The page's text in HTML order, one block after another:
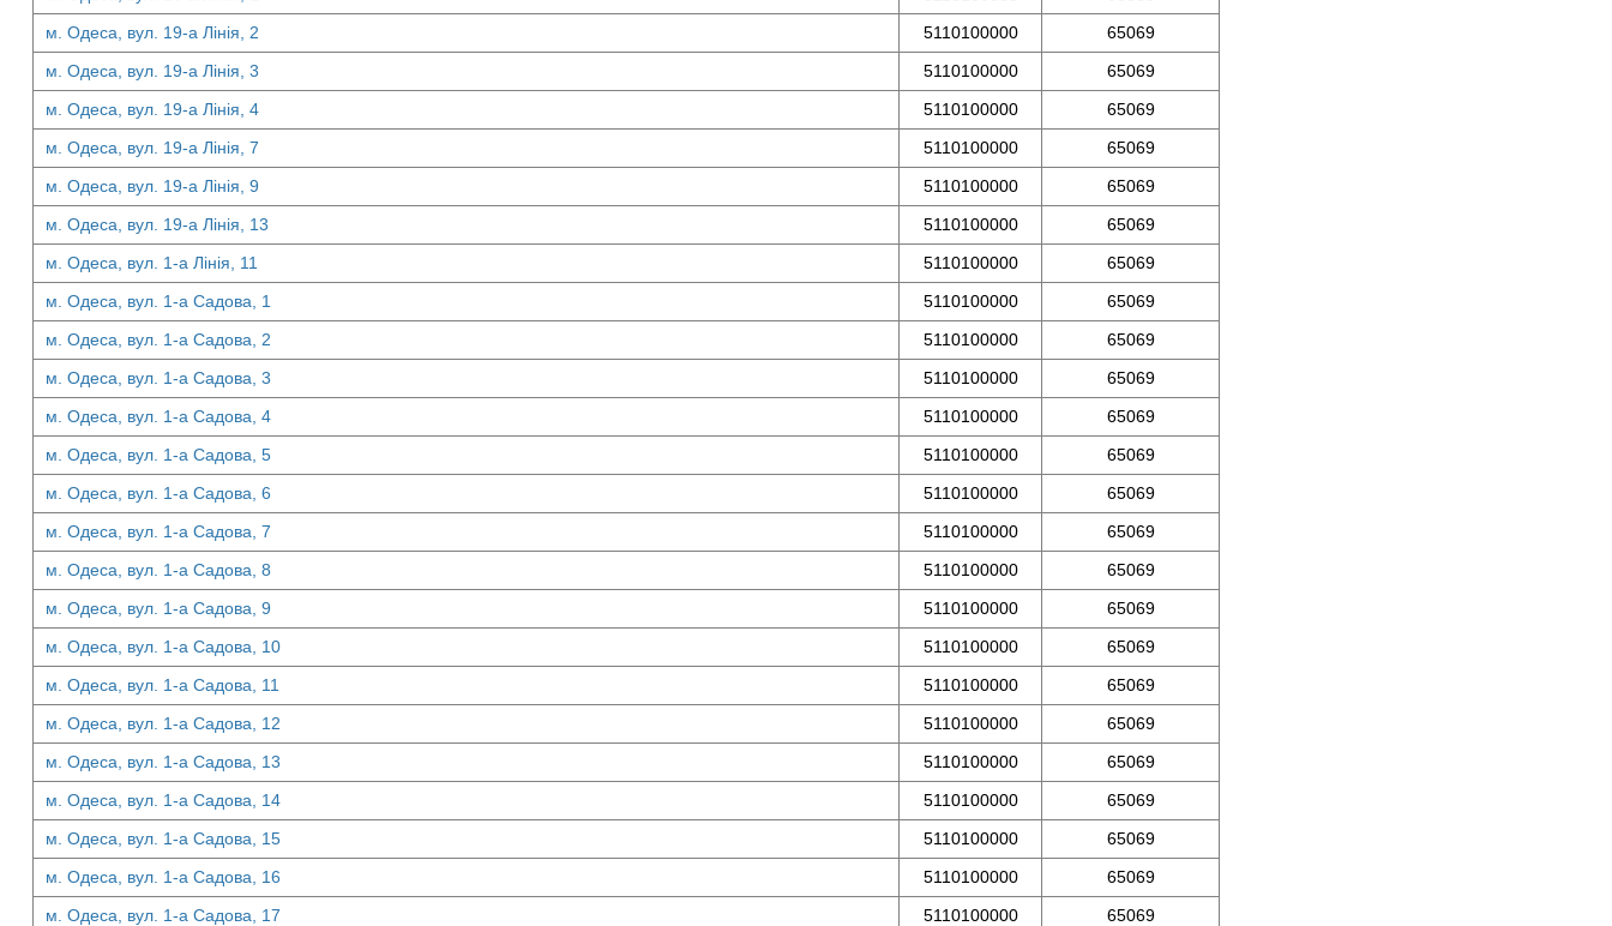
м. Одеса, вул. 19-а Лінія, 2
5110100000
65069
м. Одеса, вул. 19-а Лінія, 3
5110100000
65069
м. Одеса, вул. 19-а Лінія, 4
5110100000
65069
м. Одеса, вул. 19-а Лінія, 7
5110100000
65069
м. Одеса, вул. 19-а Лінія, 9
5110100000
65069
м. Одеса, вул. 19-а Лінія, 13
5110100000
65069
м. Одеса, вул. 1-а Лінія, 11
5110100000
65069
м. Одеса, вул. 1-а Садова, 1
5110100000
65069
м. Одеса, вул. 1-а Садова, 2
5110100000
65069
м. Одеса, вул. 1-а Садова, 3
5110100000
65069
м. Одеса, вул. 1-а Садова, 4
5110100000
65069
м. Одеса, вул. 1-а Садова, 5
5110100000
65069
м. Одеса, вул. 1-а Садова, 6
5110100000
65069
м. Одеса, вул. 1-а Садова, 7
5110100000
65069
м. Одеса, вул. 1-а Садова, 8
5110100000
65069
м. Одеса, вул. 1-а Садова, 9
5110100000
65069
м. Одеса, вул. 1-а Садова, 10
5110100000
65069
м. Одеса, вул. 1-а Садова, 11
5110100000
65069
м. Одеса, вул. 1-а Садова, 12
5110100000
65069
м. Одеса, вул. 1-а Садова, 13
5110100000
65069
м. Одеса, вул. 1-а Садова, 14
5110100000
65069
м. Одеса, вул. 1-а Садова, 15
5110100000
65069
м. Одеса, вул. 1-а Садова, 16
5110100000
65069
м. Одеса, вул. 1-а Садова, 17
5110100000
65069